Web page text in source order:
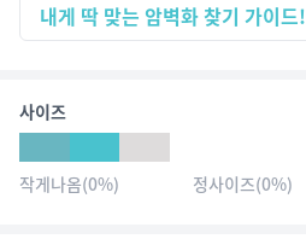
내게 딱 맞는 암벽화 찾기 가이드!
사이즈
작게나옴(0%) 정사이즈(0%)